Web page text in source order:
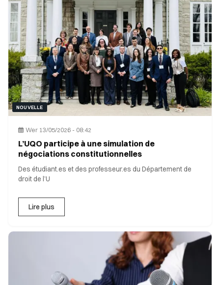
NOUVELLE
Wer 13/05/2026 - 08:42
L’UQO participe à une simulation de
négociations constitutionnelles
Des étudiant.es et des professeur.es du Département de
droit de l’U
Lire plus